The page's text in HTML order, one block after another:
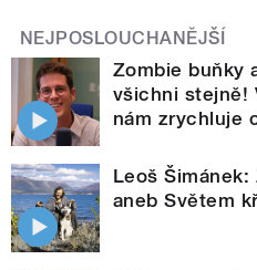
NEJPOSLOUCHANĚJŠÍ
Zombie buňky
všichni stejně!
nám zrychluje
Leoš
aneb Světem